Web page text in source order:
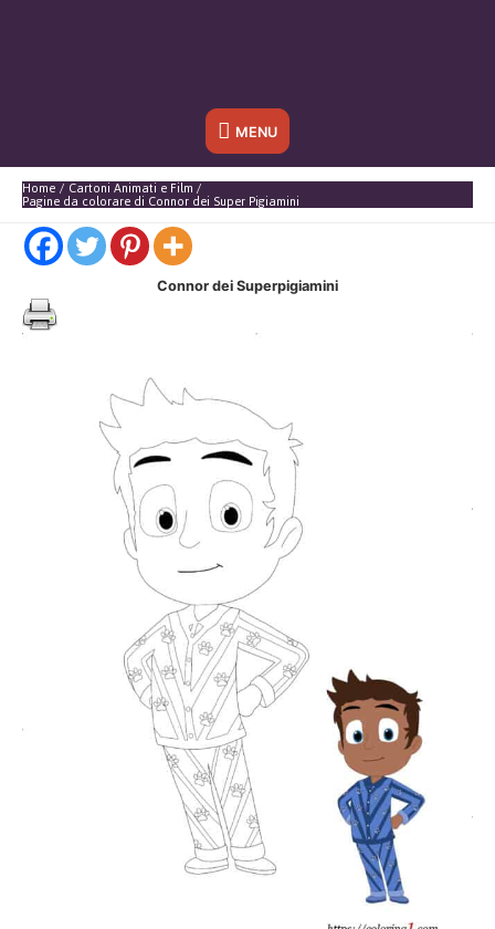
Sotto
l'header
MENU
Home Cartoni Animati e Film
Pagine da colorare di Connor dei Super Pigiamini
Connor dei Superpigiamini